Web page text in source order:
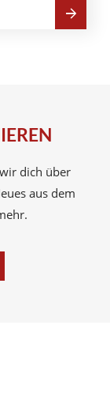
dich über
aus dem